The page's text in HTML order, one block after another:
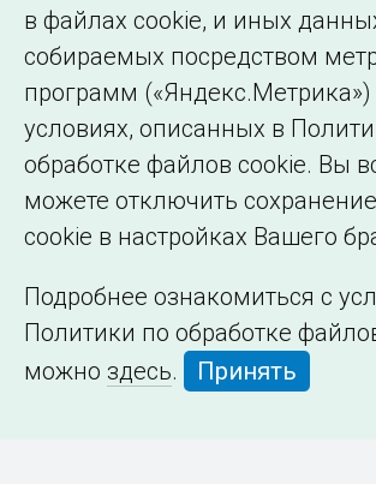
в файлах cookie, и иных
собираемых посредством
программ («Яндекс.Метрика»)
условиях, описанных в
обработке файлов cookie. Вы
можете отключить
cookie в настройках Вашего
Подробнее ознакомиться с
Политики по обработке
можно здесь. Принять